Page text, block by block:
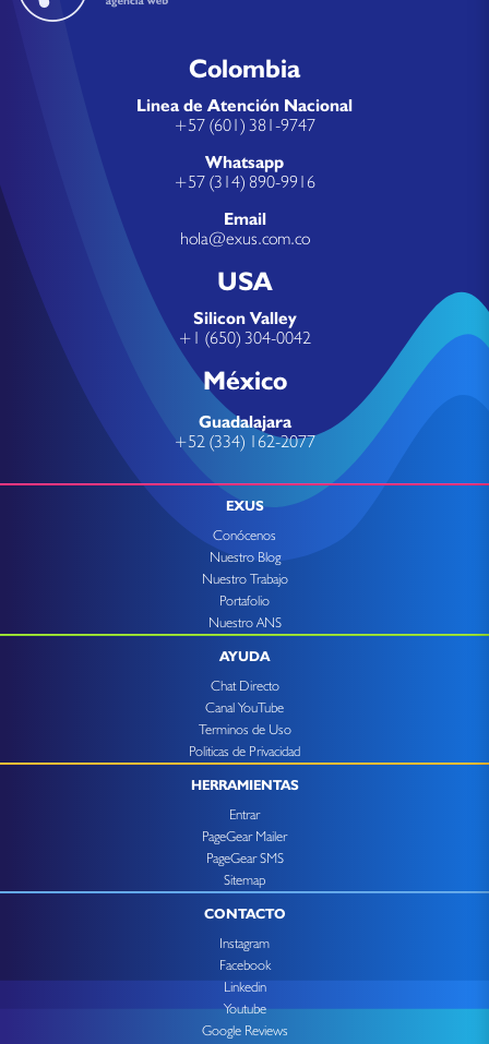
Colombia
Linea de Atención Nacional
+57 (601) 381-9747
Whatsapp
+57 (314) 890-9916
Email
hola@exus.com.co
USA
Silicon Valley
+1 (650) 304-0042
México
Guadalajara
+52 (334) 162-2077
EXUS
Conócenos
Nuestro Blog
Nuestro Trabajo
Portafolio
Nuestro ANS
AYUDA
Chat Directo
Canal YouTube
Terminos de Uso
Politicas de Privacidad
HERRAMIENTAS
Entrar
PageGear Mailer
PageGear SMS
Sitemap
CONTACTO
Instagram
Facebook
Linkedin
Youtube
Google Reviews